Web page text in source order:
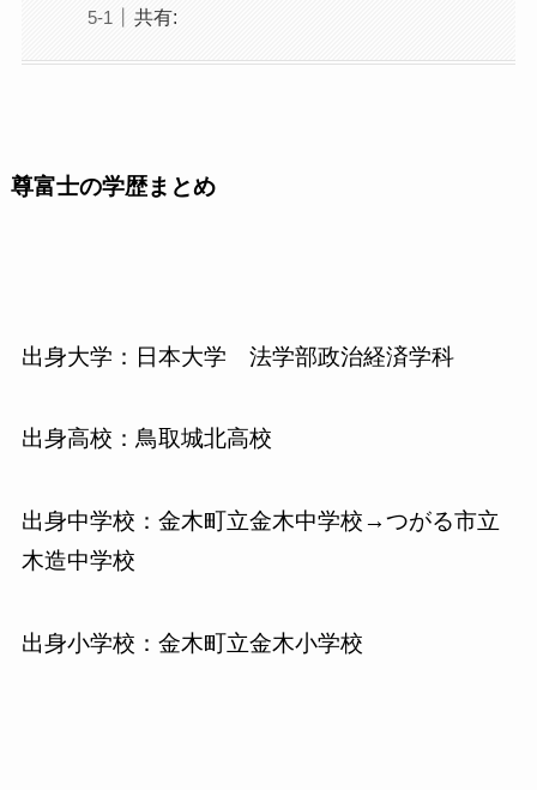
共有:
尊富士の学歴まとめ
出身大学：日本大学 法学部政治経済学科
出身高校：鳥取城北高校
出身中学校：金木町立金木中学校→つがる市立
木造中学校
出身小学校：金木町立金木小学校